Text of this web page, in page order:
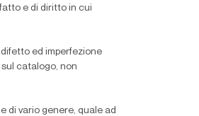
e di diritto in cui
ed imperfezione
catalogo, non
di vario genere, quale ad